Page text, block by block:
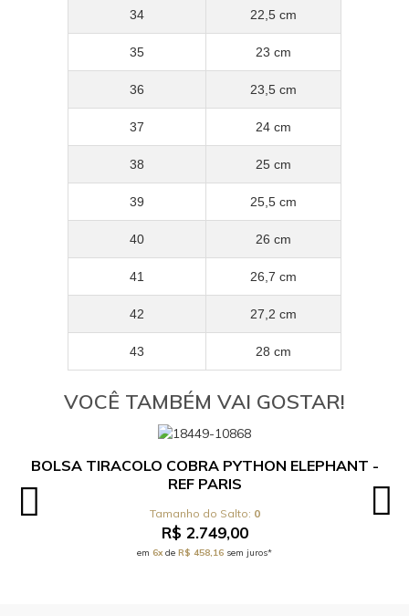
34 22,5 cm
35 23 cm
36 23,5 cm
37 24 cm
38 25 cm
39 25,5 cm
40 26 cm
41 26,7 cm
42 27,2 cm
43 28 cm
VOCÊ TAMBÉM VAI GOSTAR!
BOLSA TIRACOLO COBRA PYTHON ELEPHANT -
REF PARIS
0
R$ 2.749,00
em 6xde R$ 458,16 sem juros*